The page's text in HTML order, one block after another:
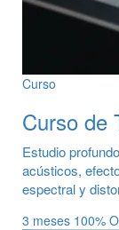
Curso
Curso de
Estudio
acústicos,
espectral y
3 meses 100%